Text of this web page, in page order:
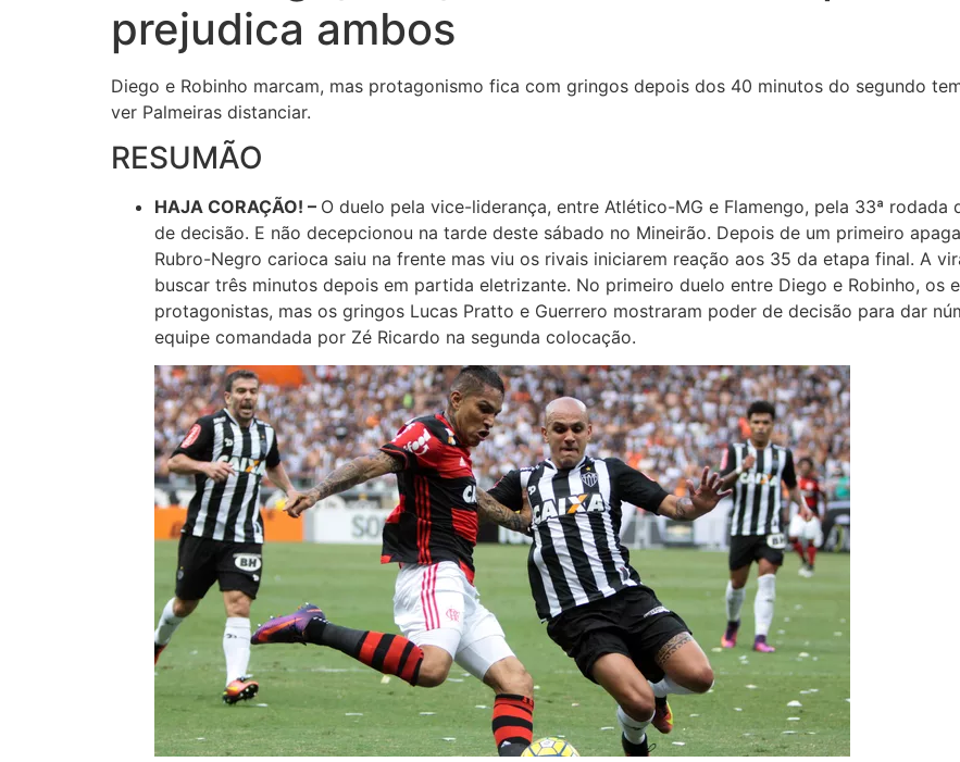
prejudica ambos
Diego e Robinho marcam, mas protagonismo fica com gringos depois dos 40 minutos do segundo
ver Palmeiras distanciar.
RESUMÃO
HAJA CORAÇÃO! – O duelo pela vice-liderança, entre Atlético-MG e Flamengo, pela 33ª
de decisão. E não decepcionou na tarde deste sábado no Mineirão. Depois de um primeiro
Rubro-Negro carioca saiu na frente mas viu os rivais iniciarem reação aos 35 da etapa final. A
buscar três minutos depois em partida eletrizante. No primeiro duelo entre Diego e Robinho, os
protagonistas, mas os gringos Lucas Pratto e Guerrero mostraram poder de decisão para dar
equipe comandada por Zé Ricardo na segunda colocação.